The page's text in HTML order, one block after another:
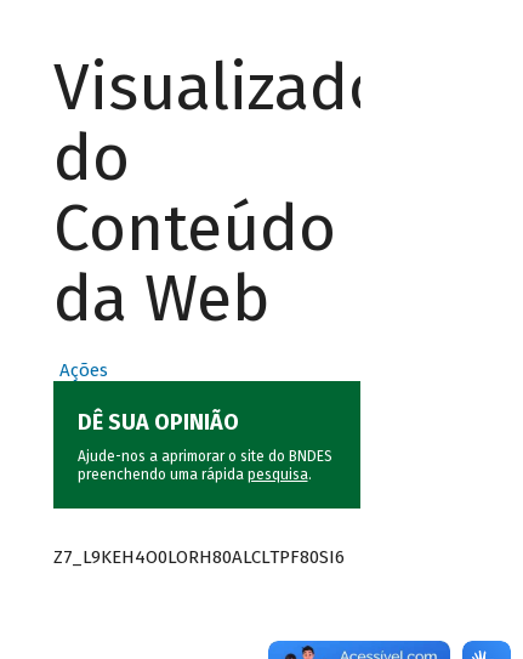
Visualizador
do
Conteúdo
da Web
Ações
DÊ SUA OPINIÃO
Ajude-nos a aprimorar o site do BNDES
preenchendo uma rápida pesquisa.
Z7_L9KEH4O0LORH80ALCLTPF80SI6